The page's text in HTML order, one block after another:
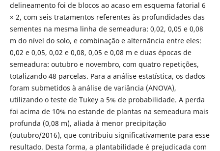
delineamento foi de blocos ao acaso em esquema fatorial 6
× 2, com seis tratamentos referentes às profundidades das
sementes na mesma linha de semeadura: 0,02, 0,05 e 0,08
m do nível do solo, e combinação e alternância entre eles:
0,02 e 0,05, 0,02 e 0,08, 0,05 e 0,08 m e duas épocas de
semeadura: outubro e novembro, com quatro repetições,
totalizando 48 parcelas. Para a análise estatística, os dados
foram submetidos à análise de variância (ANOVA),
utilizando o teste de Tukey a 5% de probabilidade. A perda
foi acima de 10% no estande de plantas na semeadura mais
profunda (0,08 m), aliada à menor precipitação
(outubro/2016), que contribuiu significativamente para esse
resultado. Desta forma, a plantabilidade é prejudicada com